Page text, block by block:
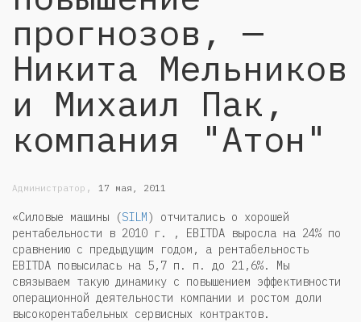
прогнозов, —
Никита Мельников
и Михаил Пак,
компания "Атон"
Администратор , 17 мая, 2011
«Силовые машины (SILM) отчитались о хорошей
рентабельности в 2010 г. , EBITDA выросла на 24% по
сравнению с предыдущим годом, а рентабельность
EBITDA повысилась на 5,7 п. п. до 21,6%. Мы
связываем такую динамику с повышением эффективности
операционной деятельности компании и ростом доли
высокорентабельных сервисных контрактов.